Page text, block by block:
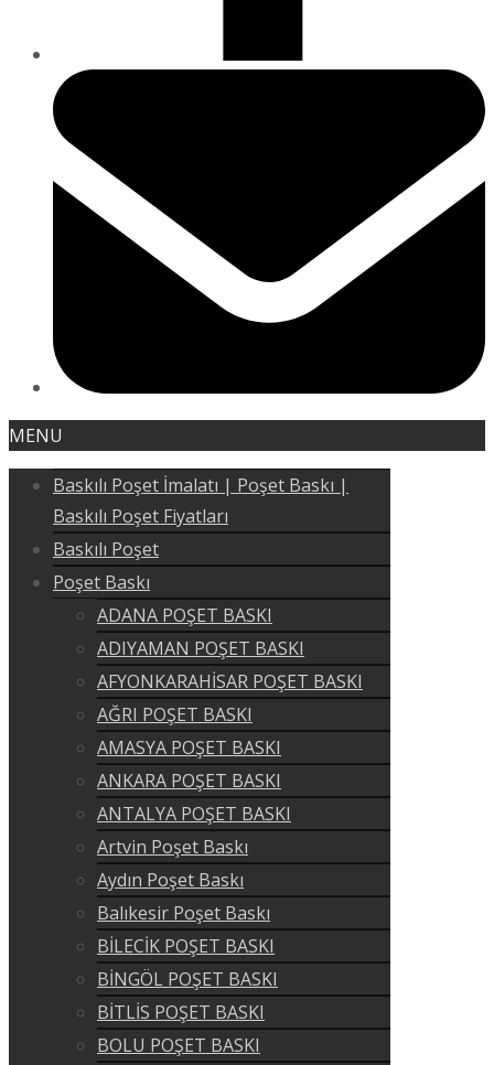
MENU
Baskılı Poşet İmalatı | Poşet Baskı |
Baskılı Poşet Fiyatları
Baskılı Poşet
Poşet Baskı
ADANA POŞET BASKI
ADIYAMAN POŞET BASKI
AFYONKARAHİSAR POŞET BASKI
AĞRI POŞET BASKI
AMASYA POŞET BASKI
ANKARA POŞET BASKI
ANTALYA POŞET BASKI
Artvin Poşet Baskı
Aydın Poşet Baskı
Balıkesir Poşet Baskı
BİLECİK POŞET BASKI
BİNGÖL POŞET BASKI
BİTLİS POŞET BASKI
BOLU POŞET BASKI